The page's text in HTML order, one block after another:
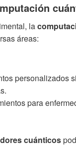
la
áreas:
personalizados
para
cuánticos